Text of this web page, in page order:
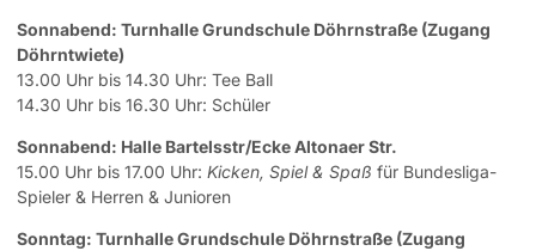
Sonnabend: Turnhalle Grundschule Döhrnstraße (Zugang
Döhrntwiete)
13.00 Uhr bis 14.30 Uhr: Tee Ball
14.30 Uhr bis 16.30 Uhr: Schüler
Sonnabend: Halle Bartelsstr/Ecke Altonaer Str.
15.00 Uhr bis 17.00 Uhr: Kicken, Spiel & Spaß für Bundesliga-
Spieler & Herren & Junioren
Sonntag: Turnhalle Grundschule Döhrnstraße (Zugang